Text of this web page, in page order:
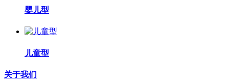
婴儿型
儿童型
关于我们